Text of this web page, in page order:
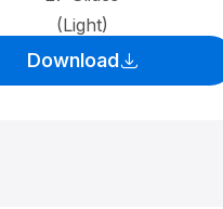
(Light)
Download